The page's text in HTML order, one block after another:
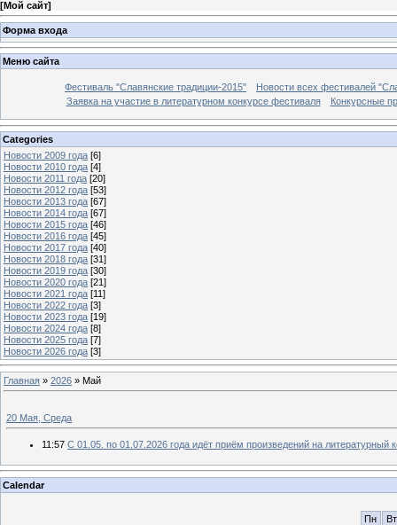
[Мой сайт]
Форма входа
Меню сайта
Фестиваль "Славянские традиции-2015"
Новости всех фестивалей
Заявка на участие в литературном конкурсе фестиваля
Конкурсные
Categories
Новости 2009 года [6]
Новости 2010 года [4]
Новости 2011 года [20]
Новости 2012 года [53]
Новости 2013 года [67]
Новости 2014 года [67]
Новости 2015 года [46]
Новости 2016 года [45]
Новости 2017 года [40]
Новости 2018 года [31]
Новости 2019 года [30]
Новости 2020 года [21]
Новости 2021 года [11]
Новости 2022 года [3]
Новости 2023 года [19]
Новости 2024 года [8]
Новости 2025 года [7]
Новости 2026 года [3]
Главная » 2026 » Май
20 Мая, Среда
11:57 С 01.05. по 01.07.2026 года идёт приём произведений на
Calendar
Пн Вт